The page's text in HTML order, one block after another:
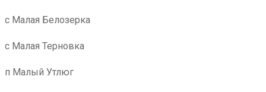
с Малая Белозерка
с Малая Терновка
п Малый Утлюг